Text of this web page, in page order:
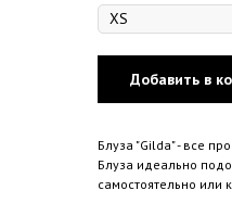
Добавить в
Блуза "Gilda" - все
Блуза идеально
самостоятельно или